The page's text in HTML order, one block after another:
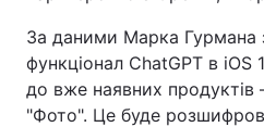
За даними Марка Гурмана
функціонал ChatGPT в iOS
до вже наявних продуктів
"Фото". Це буде